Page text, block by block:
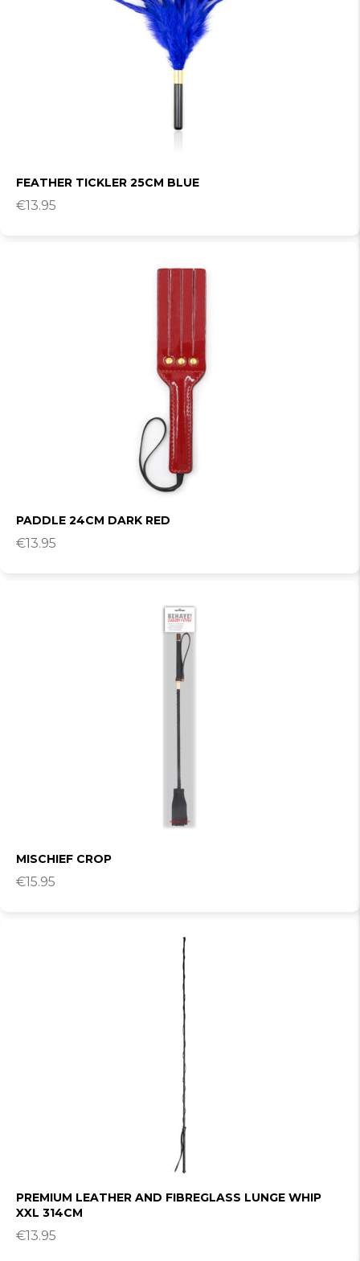
FEATHER TICKLER 25CM BLUE
€13.95
PADDLE 24CM DARK RED
€13.95
MISCHIEF CROP
€15.95
PREMIUM LEATHER AND FIBREGLASS LUNGE WHIP
XXL 314CM
€13.95